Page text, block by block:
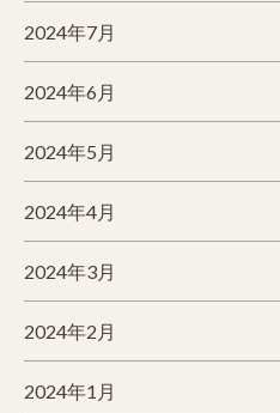
2024年7月
2024年6月
2024年5月
2024年4月
2024年3月
2024年2月
2024年1月